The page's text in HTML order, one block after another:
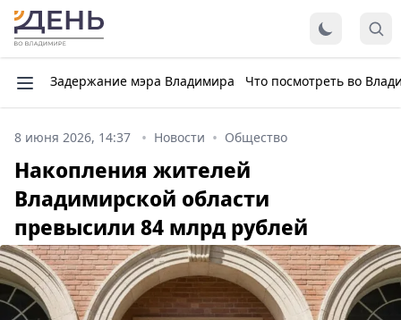
Задержание мэра Владимира Что посмотреть во
8 июня 2026, 14:37 Новости Общество
Накопления жителей
Владимирской области
превысили 84 млрд рублей